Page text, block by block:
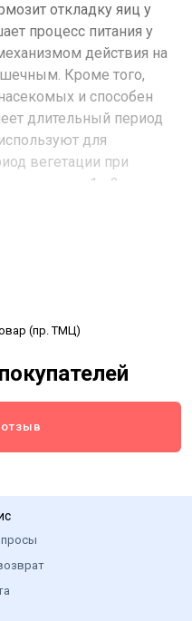
откладку яиц у
процесс питания у
действия на
Кроме того,
и способен
длительный период
для
вегетации при
проводят 1 - 2
должен
и фунгицидами,
проверить
(пр. ТМЦ)